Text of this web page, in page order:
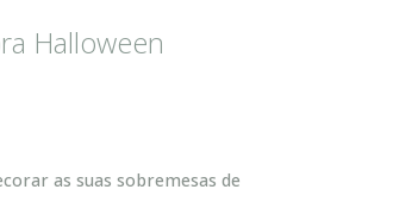
Halloween
as suas sobremesas de